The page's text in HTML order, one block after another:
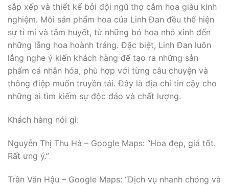
sắp xếp và thiết kế bởi đội ngũ thợ cắm hoa giàu kinh
nghiệm. Mỗi sản phẩm hoa của Linh Đan đều thể hiện
sự tỉ mỉ và tâm huyết, từ những bó hoa nhỏ xinh đến
những lẵng hoa hoành tráng. Đặc biệt, Linh Đan luôn
lắng nghe ý kiến khách hàng để tạo ra những sản
phẩm cá nhân hóa, phù hợp với từng câu chuyện và
thông điệp muốn truyền tải. Đây là địa chỉ tin cậy cho
những ai tìm kiếm sự độc đáo và chất lượng.
Khách hàng nói gì:
Nguyễn Thị Thu Hà – Google Maps: “Hoa đẹp, giá tốt.
Rất ưng ý.”
Trần Văn Hậu – Google Maps: “Dịch vụ nhanh chóng và